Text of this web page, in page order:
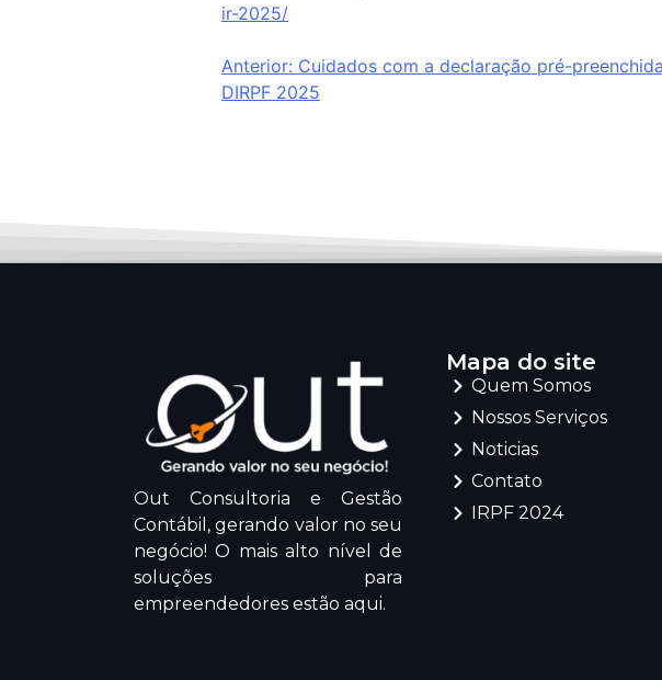
ir-2025/
Anterior: Cuidados com a declaração pré-
DIRPF 2025
Out Consultoria e Gestão
Contábil, gerando valor no seu
negócio! O mais alto nível de
soluções para
empreendedores estão aqui.
Mapa do site
Quem Somos
Nossos Serviços
Noticias
Contato
IRPF 2024